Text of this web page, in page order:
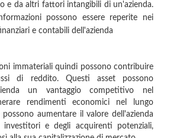
e da altri fattori intangibili di un'azienda.
possono essere reperite nei
e contabili dell'azienda
immateriali quindi possono contribuire
di reddito. Questi asset possono
un vantaggio competitivo nel
rendimenti economici nel lungo
aumentare il valore dell'azienda
e degli acquirenti potenziali,